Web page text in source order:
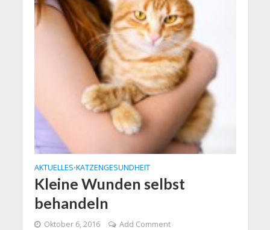
AKTUELLES•KATZENGESUNDHEIT
Kleine Wunden selbst
behandeln
Oktober 6, 2016 Add Comment